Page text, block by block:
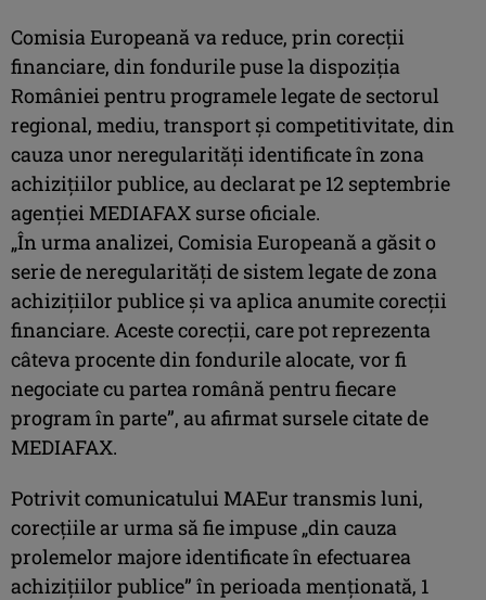
Comisia Europeană va reduce, prin corecţii
financiare, din fondurile puse la dispoziţia
României pentru programele legate de sectorul
regional, mediu, transport şi competitivitate, din
cauza unor neregularităţi identificate în zona
achiziţiilor publice, au declarat pe 12 septembrie
agenţiei MEDIAFAX surse oficiale.
„În urma analizei, Comisia Europeană a găsit o
serie de neregularităţi de sistem legate de zona
achiziţiilor publice şi va aplica anumite corecţii
financiare. Aceste corecţii, care pot reprezenta
câteva procente din fondurile alocate, vor fi
negociate cu partea română pentru fiecare
program în parte”, au afirmat sursele citate de
MEDIAFAX.
Potrivit comunicatului MAEur transmis luni,
corecţiile ar urma să fie impuse „din cauza
prolemelor majore identificate în efectuarea
achiziţiilor publice” în perioada menţionată, 1